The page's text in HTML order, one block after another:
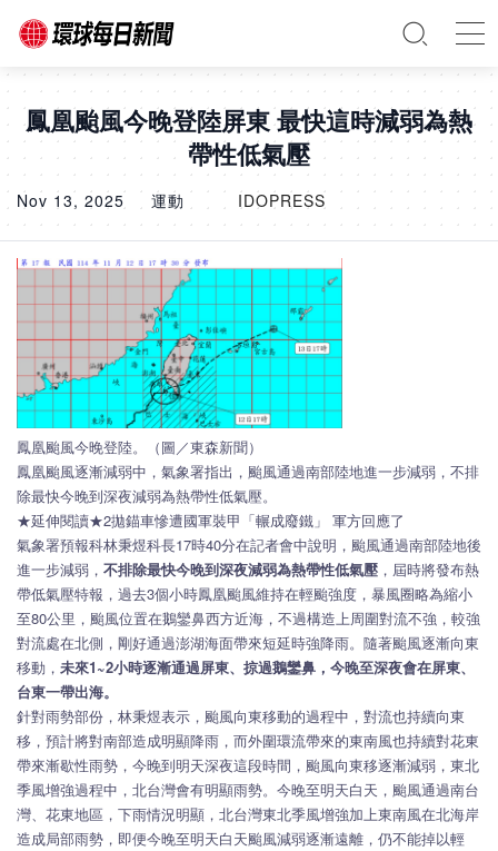
鳳凰颱風今晚登陸屏東 最快這時減弱為熱
帶性低氣壓
Nov 13, 2025 運動 IDOPRESS
鳳凰颱風今晚登陸。（圖／東森新聞）
鳳凰颱風逐漸減弱中，氣象署指出，颱風通過南部陸地進一步減弱，不排
除最快今晚到深夜減弱為熱帶性低氣壓。
★延伸閱讀★2拋錨車慘遭國軍裝甲「輾成廢鐵」 軍方回應了
氣象署預報科林秉煜科長17時40分在記者會中說明，颱風通過南部陸地後
進一步減弱， 不排除最快今晚到深夜減弱為熱帶性低氣壓 ，屆時將發布熱
帶低氣壓特報，過去3個小時鳳凰颱風維持在輕颱強度，暴風圈略為縮小
至80公里，颱風位置在鵝鑾鼻西方近海，不過構造上周圍對流不強，較強
對流處在北側，剛好通過澎湖海面帶來短延時強降雨。隨著颱風逐漸向東
移動， 未來1~2小時逐漸通過屏東、掠過鵝鑾鼻，今晚至深夜會在屏東、
台東一帶出海。
針對雨勢部份，林秉煜表示，颱風向東移動的過程中，對流也持續向東
移，預計將對南部造成明顯降雨，而外圍環流帶來的東南風也持續對花東
帶來漸歇性雨勢，今晚到明天深夜這段時間，颱風向東移逐漸減弱，東北
季風增強過程中，北台灣會有明顯雨勢。今晚至明天白天，颱風通過南台
灣、花東地區，下雨情況明顯，北台灣東北季風增強加上東南風在北海岸
造成局部雨勢，即便今晚至明天白天颱風減弱逐漸遠離，仍不能掉以輕